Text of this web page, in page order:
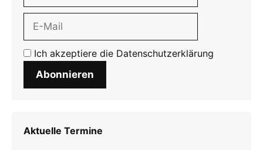
Ich akzeptiere die Datenschutzerklärung
Abonnieren
Aktuelle Termine